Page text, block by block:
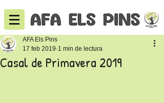
Casal de Primavera 2019
AFA Els Pins
17 feb 2019 1 min de lectura